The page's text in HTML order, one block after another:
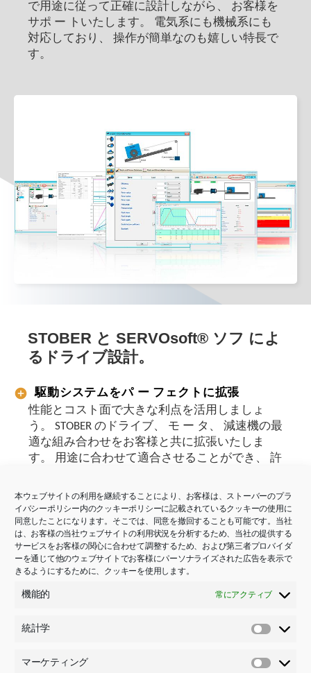
本ウェブサイトの利用を継続することにより、お客様は、ストーバーのプラ
イバシーポリシー内のクッキーポリシーに記載されているクッキーの使用に
同意したことになります。そこでは、同意を撤回することも可能です。当社
は、お客様の当社ウェブサイトの利用状況を分析するため、当社の提供する
サービスをお客様の関心に合わせて調整するため、および第三者プロバイダ
ーを通じて他のウェブサイトでお客様にパーソナライズされた広告を表示で
きるようにするために、クッキーを使用します。
機能的 常にアクティブ
統計学
学
マーケティング
で用途に従って正確に設計しながら、 お客様を
サポ ー トいたします。 電気系にも機械系にも
対応しており、 操作が簡単なのも嬉しい特長で
す。
STOBER と SERVOsoft® ソフ によ
るドライブ設計。
駆動システムをパ ー フェクトに拡張
性能とコスト面で大きな利点を活用しましょ
う。 STOBER のドライブ、 モ ー タ、 減速機の最
適な組み合わせをお客様と共に拡張いたしま
す。 用途に合わせて適合させることができ、 許
パフォ ー マンスの低下、 効率の低下、 そして
費用の増加を回避できます。
シ ー ケンスと移動プロファイルの作成
SERVOsoft® はあらかじめ定義された 15 個の機械
系構成を提供しています。 S曲線プロファイ
ル、多項式プロファイルのシ ー ケンスを簡単に
容量および推進力の公式などを定義し、 これら